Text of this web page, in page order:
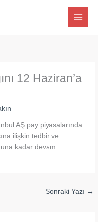
12 Haziran’a
AŞ pay piyasalarında
ilişkin tedbir ve
kadar devam
Sonraki Yazı →